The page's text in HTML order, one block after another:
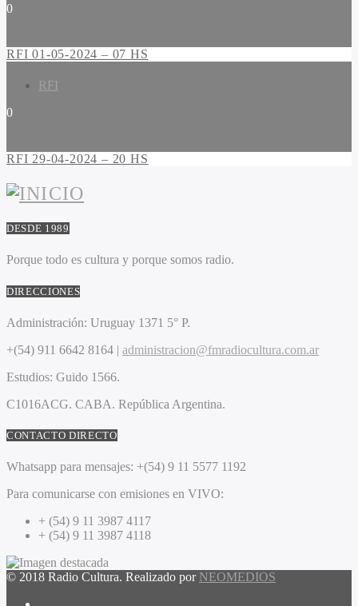
0
RFI 01-05-2024 – 07 HS
RFI
0
RFI 29-04-2024 – 20 HS
DESDE 1989
Porque todo es cultura y porque somos radio.
DIRECCIONES
Administración: Uruguay 1371 5° P.
+(54) 911 6642 8164 | administracion@fmradiocultura.com.ar
Estudios: Guido 1566.
C1016ACG. CABA. República Argentina.
CONTACTO DIRECTO
Whatsapp para mensajes: +(54) 9 11 5577 1192
Para comunicarse con emisiones en VIVO:
+ (54) 9 11 3987 4117
+ (54) 9 11 3987 4118
© 2018 Radio Cultura. Realizado por NEOMEDIOS